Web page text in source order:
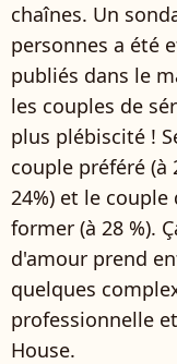
chaînes. Un
personnes a été
publiés dans le
les couples de
plus plébiscité !
couple préféré (à
24%) et le
former (à 28 %).
d'amour prend
quelques
professionnelle
House.